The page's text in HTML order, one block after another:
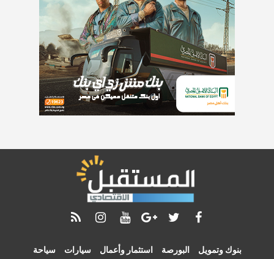
بنوك وتمويل البورصة استثمار وأعمال سيارات سياحة